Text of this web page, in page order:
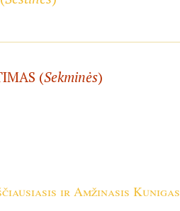
(Sekminės)
ir Amžinasis Kunigas